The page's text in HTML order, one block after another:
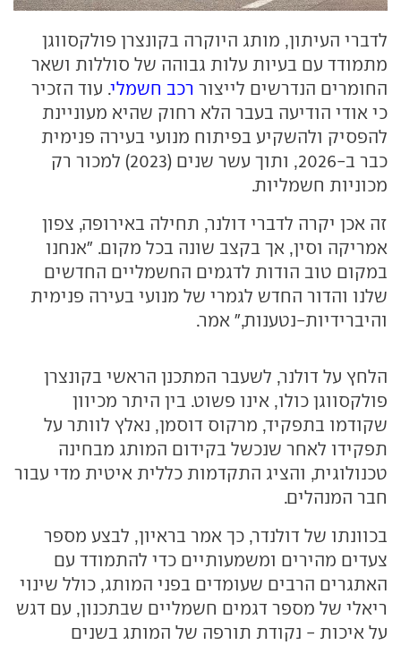
לדברי העיתון, מותג היוקרה בקונצרן פולקסווגן
מתמודד עם בעיות עלות גבוהה של סוללות ושאר
החומרים הנדרשים לייצור רכב חשמלי. עוד הזכיר
כי אודי הודיעה בעבר הלא רחוק שהיא מעוניינת
להפסיק ולהשקיע בפיתוח מנועי בעירה פנימית
כבר ב-2026, ותוך עשר שנים (2023) למכור רק
מכוניות חשמליות.
זה אכן יקרה לדברי דולנר, תחילה באירופה, צפון
אמריקה וסין, אך בקצב שונה בכל מקום. "אנחנו
במקום טוב הודות לדגמים החשמליים החדשים
שלנו והדור החדש לגמרי של מנועי בעירה פנימית
והיברידיות-נטענות," אמר.
הלחץ על דולנר, לשעבר המתכנן הראשי בקונצרן
פולקסווגן כולו, אינו פשוט. בין היתר מכיוון
שקודמו בתפקיד, מרקוס דוסמן, נאלץ לוותר על
תפקידו לאחר שנכשל בקידום המותג מבחינה
טכנולוגית, והציג התקדמות כללית איטית מדי עבור
חבר המנהלים.
בכוונתו של דולנדר, כך אמר בראיון, לבצע מספר
צעדים מהירים ומשמעותיים כדי להתמודד עם
האתגרים הרבים שעומדים בפני המותג, כולל שינוי
ריאלי של מספר דגמים חשמליים שבתכנון, עם דגש
על איכות - נקודת תורפה של המותג בשנים